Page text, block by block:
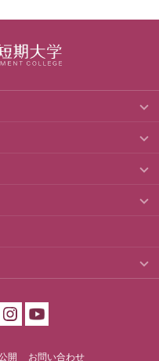
開 お問い合わせ